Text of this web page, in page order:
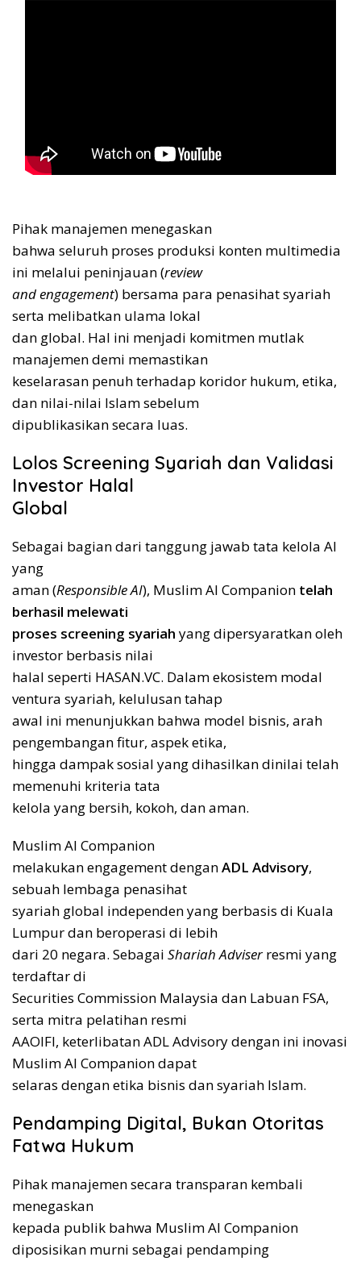
Pihak manajemen menegaskan
bahwa seluruh proses produksi konten multimedia
ini melalui peninjauan (review
and engagement) bersama para penasihat syariah
serta melibatkan ulama lokal
dan global. Hal ini menjadi komitmen mutlak
manajemen demi memastikan
keselarasan penuh terhadap koridor hukum, etika,
dan nilai-nilai Islam sebelum
dipublikasikan secara luas.
Lolos Screening Syariah dan Validasi
Investor Halal
Global
Sebagai bagian dari tanggung jawab tata kelola AI
yang
aman (Responsible AI), Muslim AI Companion telah
berhasil melewati
proses screening syariah yang dipersyaratkan oleh
investor berbasis nilai
halal seperti HASAN.VC. Dalam ekosistem modal
ventura syariah, kelulusan tahap
awal ini menunjukkan bahwa model bisnis, arah
pengembangan fitur, aspek etika,
hingga dampak sosial yang dihasilkan dinilai telah
memenuhi kriteria tata
kelola yang bersih, kokoh, dan aman.
Muslim AI Companion
melakukan engagement denganADL Advisory,
sebuah lembaga penasihat
syariah global independen yang berbasis di Kuala
Lumpur dan beroperasi di lebih
dari 20 negara. Sebagai Shariah Adviserresmi yang
terdaftar di
Securities Commission Malaysia dan Labuan FSA,
serta mitra pelatihan resmi
AAOIFI, keterlibatan ADL Advisory dengan ini inovasi
Muslim AI Companion dapat
selaras dengan etika bisnis dan syariah Islam.
Pendamping Digital, Bukan Otoritas
Fatwa Hukum
Pihak manajemen secara transparan kembali
menegaskan
kepada publik bahwa Muslim AI Companion
diposisikan murni sebagai pendamping